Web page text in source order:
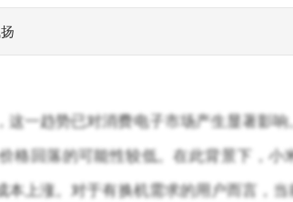
这一趋势已对消费电子市场产生显著影
格回落的可能性较低。在此背景下，
本上涨。对于有换机需求的用户而言，